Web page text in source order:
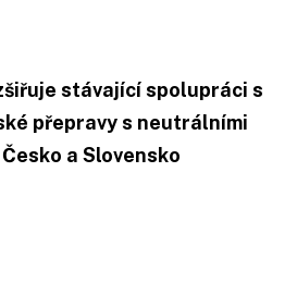
stávající spolupráci s
přepravy s neutrálními
a Slovensko